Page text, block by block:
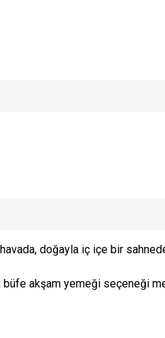
doğayla iç içe bir
büfe akşam yemeği seçeneği